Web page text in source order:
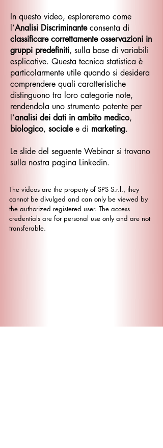
In questo video, esploreremo come
l’Analisi Discriminanteconsenta di
classificare correttamente osservazioni in
gruppi predefiniti, sulla base di variabili
esplicative. Questa tecnica statistica è
particolarmente utile quando si desidera
comprendere quali caratteristiche
distinguono tra loro categorie note,
rendendola uno strumento potente per
l’analisi dei dati in ambito medico,
biologico, socialee di marketing.
Le slide del seguente Webinar si trovano
sulla nostra pagina Linkedin.
The videos are the property of SPS S.r.l., they
cannot be divulged and can only be viewed by
the authorized registered user. The access
credentials are for personal use only and are not
transferable.